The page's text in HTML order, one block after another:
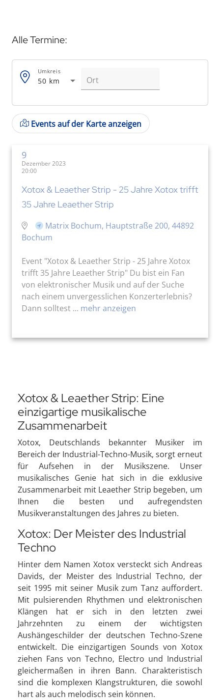
Alle Termine:
50 km
Umkreis
Events auf der Karte anzeigen
9
Dezember 2023
20:00
Xotox & Leaether Strip - 25 Jahre Xotox trifft
35 Jahre Leaether Strip
Matrix Bochum, Hauptstraße 200, 44892
Bochum
Event "Xotox & Leaether Strip - 25 Jahre Xotox
trifft 35 Jahre Leaether Strip" Du bist ein Fan
von elektronischer Musik und auf der Suche
nach einem unvergesslichen Konzerterlebnis?
Dann solltest ... mehr anzeigen
Xotox & Leaether Strip: Eine
einzigartige musikalische
Zusammenarbeit
Xotox, Deutschlands bekannter Musiker im
Bereich der Industrial-Techno-Musik, sorgt erneut
für Aufsehen in der Musikszene. Unser
musikalisches Genie hat sich in die exklusive
Zusammenarbeit mit Leaether Strip begeben, um
Ihnen die besten und aufregendsten
Musikveranstaltungen des Jahres zu bieten.
Xotox: Der Meister des Industrial
Techno
Hinter dem Namen Xotox versteckt sich Andreas
Davids, der Meister des Industrial Techno, der
seit 1995 mit seiner Musik zum Tanz auffordert.
Mit pulsierenden Rhythmen und elektronischen
Klängen hat er sich in den letzten zwei
Jahrzehnten zu einem der wichtigsten
Aushängeschilder der deutschen Techno-Szene
entwickelt. Die einzigartigen Sounds von Xotox
ziehen Fans von Techno, Electro und Industrial
gleichermaßen in ihren Bann. Charakteristisch
sind die komplexen Klangstrukturen, die sowohl
hart als auch melodisch sein können.